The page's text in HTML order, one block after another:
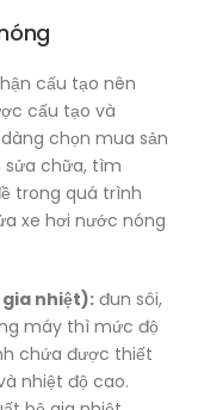
cấu tạo nên
cấu tạo và
chọn mua sản
chữa, tìm
trong quá trình
xe hơi nước nóng
gia nhiệt): đun sôi,
máy thì mức độ
chứa được thiết
nhiệt độ cao.